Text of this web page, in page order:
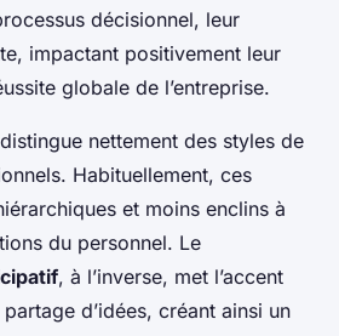
décisionnel, leur
impactant positivement leur
globale de l’entreprise.
nettement des styles de
Habituellement, ces
et moins enclins à
du personnel. Le
, à l’inverse, met l’accent
d’idées, créant ainsi un